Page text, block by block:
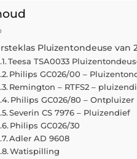
Pluizentondeuse van
Teesa TSA0033
Philips GC026/00 –
Remington – RTFS2 –
Philips GC026/80 – Ontpluizer
Severin CS 7976 – Pluizendief
Philips GC026/30
Adler AD 9608
Watispilling